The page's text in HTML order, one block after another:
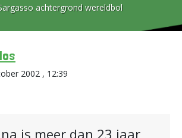
achtergrond wereldbol
2002 , 12:39
is meer dan 23 jaar